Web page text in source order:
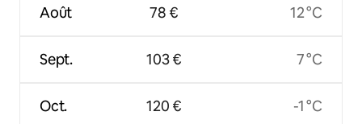
Août
Sept.
Oct.
78 €
103 €
120 €
12 °C
7 °C
-1 °C